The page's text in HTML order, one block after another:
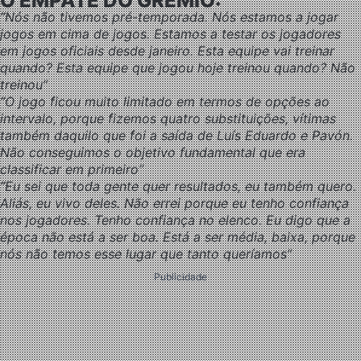
“Nós não tivemos pré-temporada. Nós estamos a jogar
jogos em cima de jogos. Estamos a testar os jogadores
em jogos oficiais desde janeiro. Esta equipe vai treinar
quando? Esta equipe que jogou hoje treinou quando? Não
treinou”
“O jogo ficou muito limitado em termos de opções ao
intervalo, porque fizemos quatro substituições, vítimas
também daquilo que foi a saída de Luís Eduardo e Pavón.
Não conseguimos o objetivo fundamental que era
classificar em primeiro”
“Eu sei que toda gente quer resultados, eu também quero.
Aliás, eu vivo deles. Não errei porque eu tenho confiança
nos jogadores. Tenho confiança no elenco. Eu digo que a
época não está a ser boa. Está a ser média, baixa, porque
nós não temos esse lugar que tanto queríamos”
Publicidade